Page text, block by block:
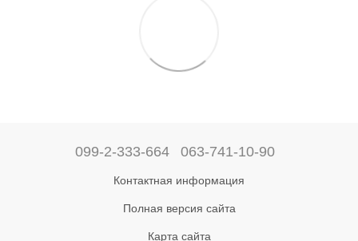
099-2-333-664 063-741-10-90
Контактная информация
Полная версия сайта
Карта сайта